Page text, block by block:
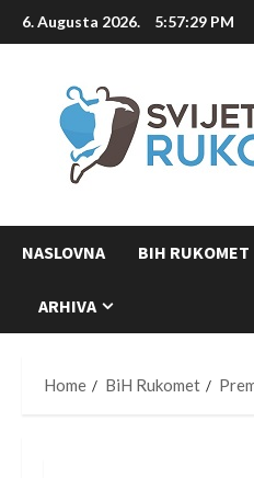
Skip
to
6. Augusta 2026. 5:57:30 PM
NASLOVNA BIH RUKOMET
ARHIVA
Home BiH Rukomet